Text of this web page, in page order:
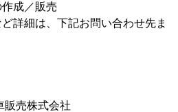
成／販売
詳細は、下記お問い合わせ先ま
売株式会社